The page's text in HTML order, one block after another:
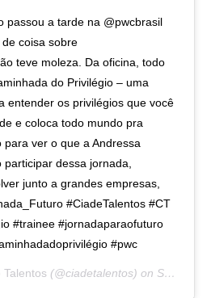
passou a tarde na @pwcbrasil
coisa sobre
teve moleza. Da oficina, todo
do Privilégio – uma
entender os privilégios que você
e coloca todo mundo pra
para ver o que a Andressa
dessa jornada,
junto a grandes empresas,
#CiadeTalentos #CT
#trainee #jornadaparaofuturo
#pwc
Talentos (@ciadetalentos) on Sep 23, 2019 at 5:15pm PDT